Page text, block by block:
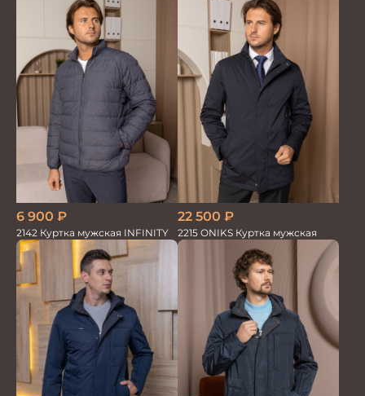
6 900 ₽
2142 Куртка мужская INFINITY
22 500 ₽
2215 ONIKS Куртка мужская